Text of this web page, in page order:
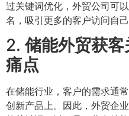
过关键词优化，外贸公司可
名，吸引更多的客户访问自己
2.储能外贸获
痛点
在储能行业，客户的需求通
创新产品上。因此，外贸企